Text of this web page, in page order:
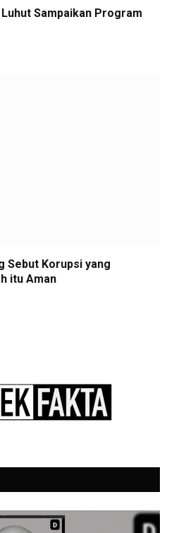
Sampaikan Program
Sebut Korupsi yang
itu Aman